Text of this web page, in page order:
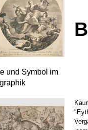
und Symbol im